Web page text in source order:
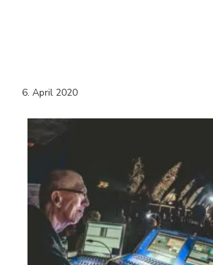
6. April 2020